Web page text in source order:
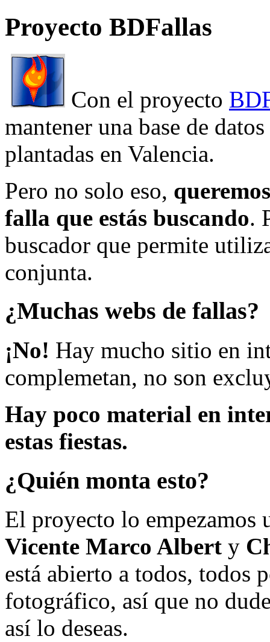
Proyecto BDFallas
Con el proyecto
mantener una base de
plantadas en Valencia.
Pero no solo eso,
falla que estás buscando.
buscador que permite
conjunta.
¿Muchas webs de fallas?
¡No! Hay mucho sitio en
complemetan, no son
Hay poco material en
estas fiestas.
¿Quién monta esto?
El proyecto lo empezamos
Vicente Marco Albert y
está abierto a todos, todos
fotográfico, así que no
así lo deseas.